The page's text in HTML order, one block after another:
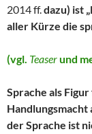
2014 ff.dazu) ist
aller Kürze die
(vgl. Teaserund
Sprache als
Handlungsmacht
der Sprache ist